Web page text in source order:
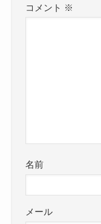
コメント ※
名前
メール